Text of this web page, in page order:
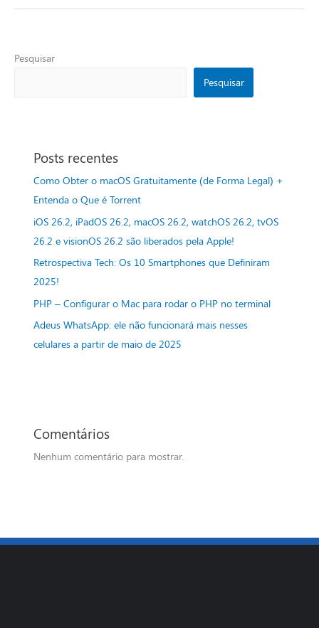
Pesquisar
Pesquisar
Posts recentes
Como Obter o macOS Gratuitamente (de Forma Legal) +
Entenda o Que é Torrent
iOS 26.2, iPadOS 26.2, macOS 26.2, watchOS 26.2, tvOS
26.2 e visionOS 26.2 são liberados pela Apple!
Retrospectiva Tech: Os 10 Smartphones que Definiram
2025!
PHP – Configurar o Mac para rodar o PHP no terminal
Adeus WhatsApp: ele não funcionará mais nesses
celulares a partir de maio de 2025
Comentários
Nenhum comentário para mostrar.